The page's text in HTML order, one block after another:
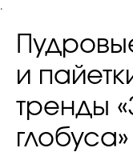
.
и
тренды
глобуса»